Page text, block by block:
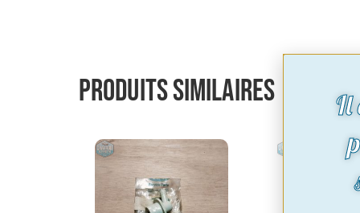
Produits similaires
Il